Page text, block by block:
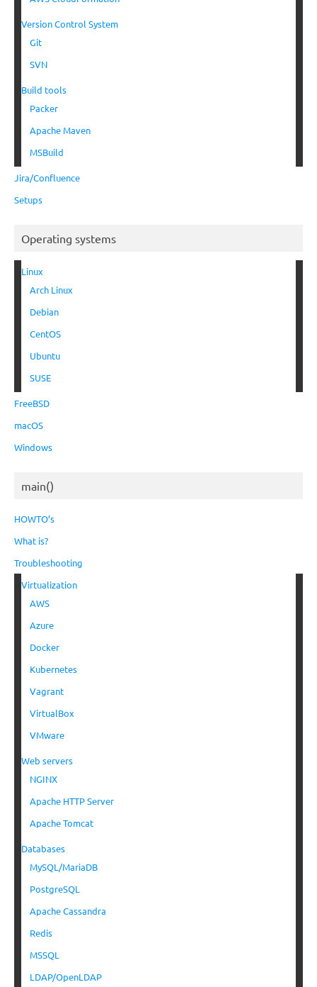
Version Control System
Git
SVN
Build tools
Packer
Apache Maven
MSBuild
Jira/Confluence
Setups
Operating systems
Linux
Arch Linux
Debian
CentOS
Ubuntu
SUSE
FreeBSD
macOS
Windows
main()
HOWTO’s
What is?
Troubleshooting
Virtualization
AWS
Azure
Docker
Kubernetes
Vagrant
VirtualBox
VMware
Web servers
NGINX
Apache HTTP Server
Apache Tomcat
Databases
MySQL/MariaDB
PostgreSQL
Apache Cassandra
Redis
MSSQL
LDAP/OpenLDAP